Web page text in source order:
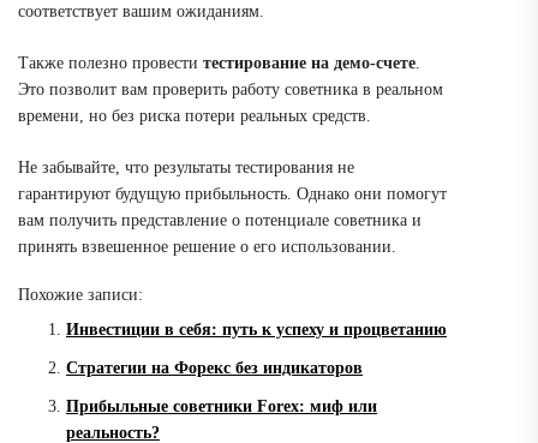
соответствует вашим ожиданиям.
Также полезно провести тестирование на демо-счете.
Это позволит вам проверить работу советника в реальном
времени, но без риска потери реальных средств.
Не забывайте, что результаты тестирования не
гарантируют будущую прибыльность. Однако они помогут
вам получить представление о потенциале советника и
принять взвешенное решение о его использовании.
Похожие записи:
Инвестиции в себя: путь к успеху и процветанию
Стратегии на Форекс без индикаторов
Прибыльные советники Forex: миф или
реальность?